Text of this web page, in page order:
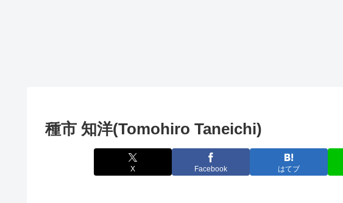
種市 知洋(Tomohiro Taneichi)
X Facebook はてブ